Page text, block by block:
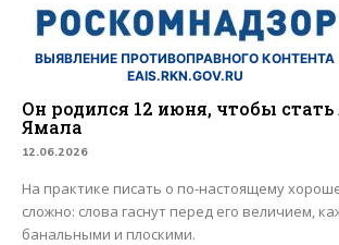
ВЫЯВЛЕНИЕ ПРОТИВОПРАВНОГО КОНТЕНТА
EAIS.RKN.GOV.RU
Он родился 12 июня, чтобы стать
Ямала
12.06.2026
На практике писать о по-настоящему
сложно: слова гаснут перед его величием,
банальными и плоскими.